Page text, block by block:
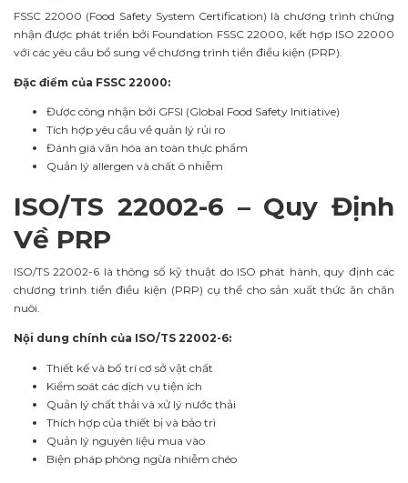
FSSC 22000 (Food Safety System Certification) là chương trình chứng
nhận được phát triển bởi Foundation FSSC 22000, kết hợp ISO 22000
với các yêu cầu bổ sung về chương trình tiền điều kiện (PRP).
Đặc điểm của FSSC 22000:
Được công nhận bởi GFSI (Global Food Safety Initiative)
Tích hợp yêu cầu về quản lý rủi ro
Đánh giá văn hóa an toàn thực phẩm
Quản lý allergen và chất ô nhiễm
ISO/TS 22002-6 – Quy Định
Về PRP
ISO/TS 22002-6 là thông số kỹ thuật do ISO phát hành, quy định các
chương trình tiền điều kiện (PRP) cụ thể cho sản xuất thức ăn chăn
nuôi.
Nội dung chính của ISO/TS 22002-6:
Thiết kế và bố trí cơ sở vật chất
Kiểm soát các dịch vụ tiện ích
Quản lý chất thải và xử lý nước thải
Thích hợp của thiết bị và bảo trì
Quản lý nguyên liệu mua vào
Biện pháp phòng ngừa nhiễm chéo